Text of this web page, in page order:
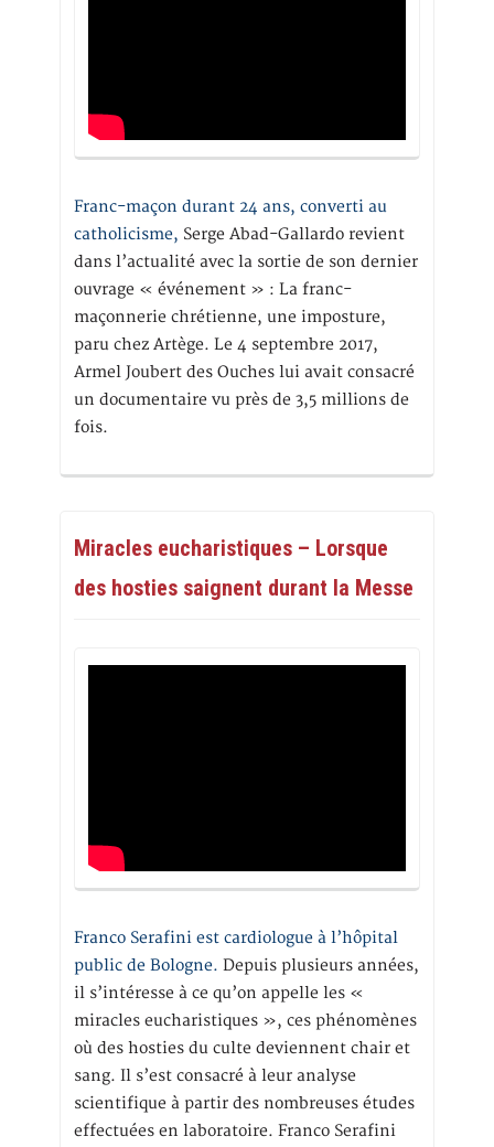
Franc-maçon durant 24 ans, converti au
catholicisme, Serge Abad-Gallardo revient
dans l’actualité avec la sortie de son dernier
ouvrage « événement » : La franc-
maçonnerie chrétienne, une imposture,
paru chez Artège. Le 4 septembre 2017,
Armel Joubert des Ouches lui avait consacré
un documentaire vu près de 3,5 millions de
fois.
Miracles eucharistiques – Lorsque
des hosties saignent durant la Messe
Franco Serafini est cardiologue à l’hôpital
public de Bologne. Depuis plusieurs années,
il s’intéresse à ce qu’on appelle les «
miracles eucharistiques », ces phénomènes
où des hosties du culte deviennent chair et
sang. Il s’est consacré à leur analyse
scientifique à partir des nombreuses études
effectuées en laboratoire. Franco Serafini